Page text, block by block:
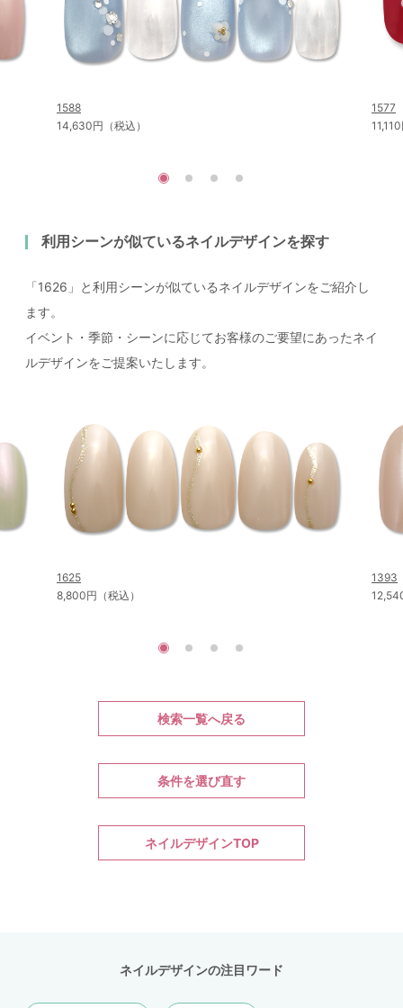
1588
14,630円（税込）
1577
利用シーンが似ているネイルデザインを探す
「1626」と利用シーンが似ているネイルデザインをご紹介し
ます。
イベント・季節・シーンに応じてお客様のご要望にあったネイ
ルデザインをご提案いたします。
1625
8,800円（税込）
1393
検索一覧へ戻る
条件を選び直す
ネイルデザインTOP
ネイルデザインの注目ワード